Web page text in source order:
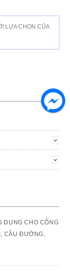
LỰA CHỌN CỦA
DỤNG CHO CÔNG
CẦU ĐƯỜNG,